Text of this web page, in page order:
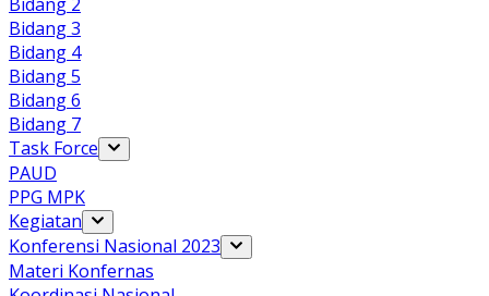
Bidang 3
Bidang 4
Bidang 5
Bidang 6
Bidang 7
Task Force
PAUD
PPG MPK
Kegiatan
Konferensi Nasional 2023
Materi Konfernas